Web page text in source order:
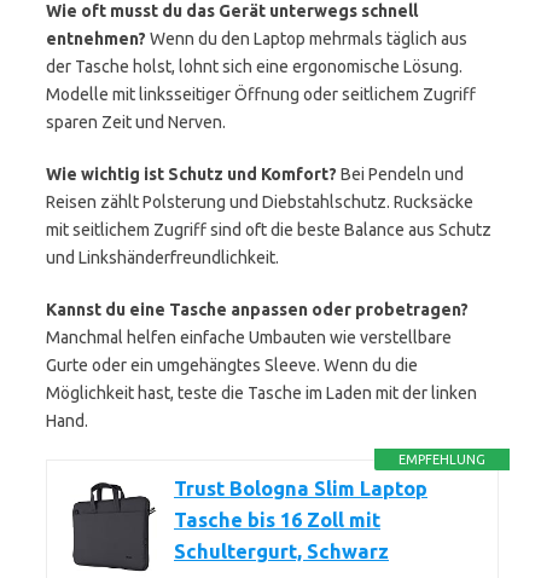
Wie oft musst du das Gerät unterwegs schnell
entnehmen? Wenn du den Laptop mehrmals täglich aus
der Tasche holst, lohnt sich eine ergonomische Lösung.
Modelle mit linksseitiger Öffnung oder seitlichem Zugriff
sparen Zeit und Nerven.
Wie wichtig ist Schutz und Komfort? Bei Pendeln und
Reisen zählt Polsterung und Diebstahlschutz. Rucksäcke
mit seitlichem Zugriff sind oft die beste Balance aus Schutz
und Linkshänderfreundlichkeit.
Kannst du eine Tasche anpassen oder probetragen?
Manchmal helfen einfache Umbauten wie verstellbare
Gurte oder ein umgehängtes Sleeve. Wenn du die
Möglichkeit hast, teste die Tasche im Laden mit der linken
Hand.
EMPFEHLUNG
Trust Bologna Slim Laptop
Tasche bis 16 Zoll mit
Schultergurt, Schwarz